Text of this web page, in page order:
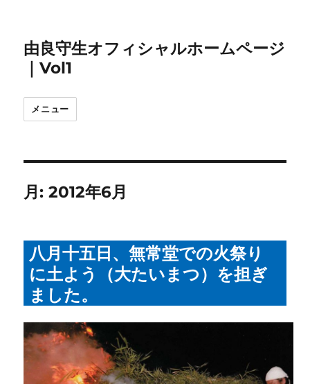
由良守生オフィシャルホームページ
｜Vol1
メニュー
月:2012年6月
八月十五日、無常堂での火祭り
に土よう（大たいまつ）を担ぎ
ました。